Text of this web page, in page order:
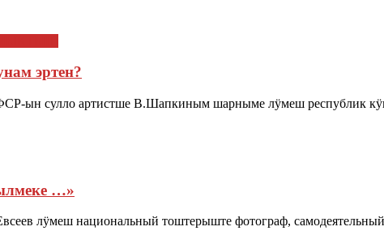
эртен?
ын сулло артистше В.Шапкиным шарныме лӱмеш республик
…»
лӱмеш национальный тоштерыште фотограф,